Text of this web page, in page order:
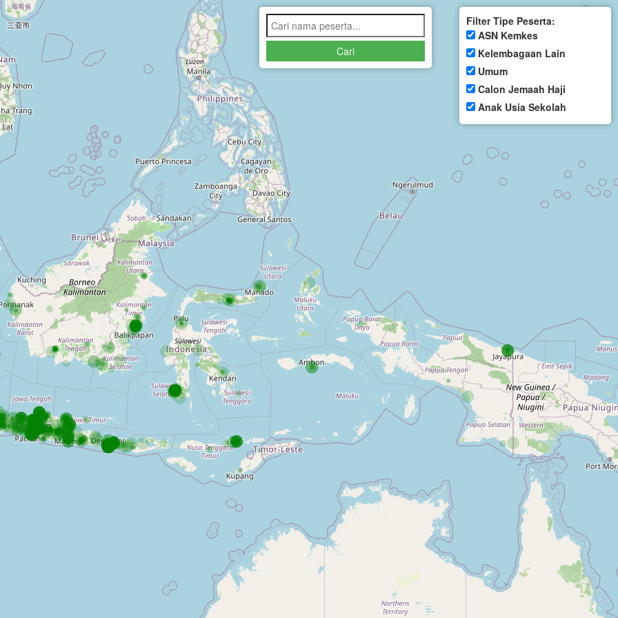
Cari
Filter Tipe Peserta:
ASN Kemkes
Kelembagaan Lain
Umum
Calon Jemaah Haji
Anak Usia Sekolah